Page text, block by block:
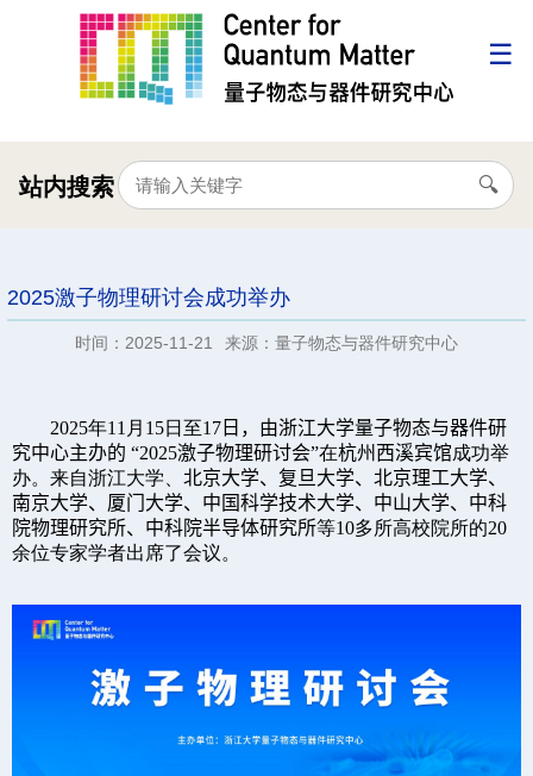
站内搜索
2025激子物理研讨会成功举办
时间：2025-11-21 来源：量子物态与器件研究中心
2025年11 月 15日至17日，由浙江大学量子物态与器件研
究中心主办的 “2025激子物理研讨会”在杭州西溪宾馆成功举
办。来自浙江大学、 北京大学、复旦大学、北京理工大学、
南京大学、厦门大学、中国科学技术大学、中山大学、中科
院物理研究所、中科院半导体研究所等10多所高校院所的20
余位专家学者出席了会议。